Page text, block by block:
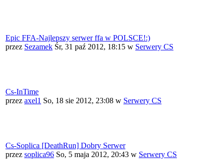
Epic FFA-Najlepszy serwer ffa w POLSCE!:)
przez Sezamek Śr, 31 paź 2012, 18:15 w Serwery CS
Cs-InTime
przez axel1 So, 18 sie 2012, 23:08 w Serwery CS
Cs-Soplica [DeathRun] Dobry Serwer
przez soplica96 So, 5 maja 2012, 20:43 w Serwery CS